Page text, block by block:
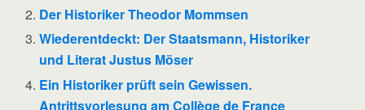
Der Historiker Theodor Mommsen
Wiederentdeckt: Der Staatsmann, Historiker
und Literat Justus Möser
Ein Historiker prüft sein Gewissen.
Antrittsvorlesung am Collège de France